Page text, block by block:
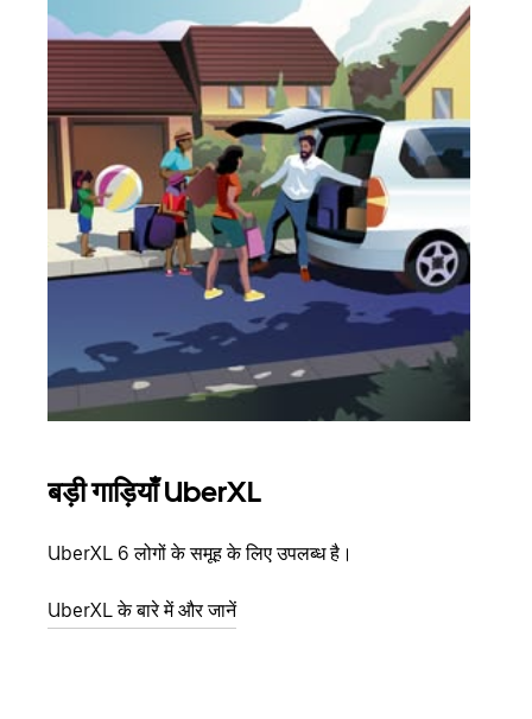
बड़ी गाड़ियाँ UberXL
UberXL 6 लोगों के समूह के लिए उपलब्ध है।
UberXL के बारे में और जानें